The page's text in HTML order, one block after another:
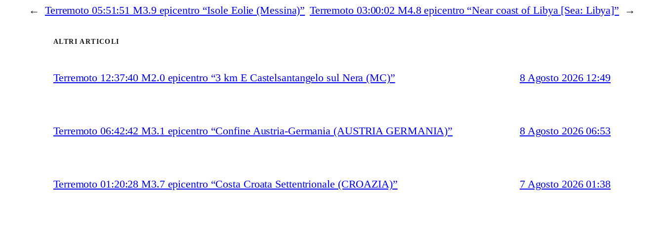
← Terremoto 05:51:51 M3.9 epicentro “Isole Eolie (Messina)” Terremoto 03:00:02 M4.8 epicentro “Near coast of Libya [Sea: Libya]” →
ALTRI ARTICOLI
Terremoto 12:37:40 M2.0 epicentro “3 km E Castelsantangelo sul Nera (MC)” 8 Agosto 2026 12:49
Terremoto 06:42:42 M3.1 epicentro “Confine Austria-Germania (AUSTRIA GERMANIA)” 8 Agosto 2026 06:53
Terremoto 01:20:28 M3.7 epicentro “Costa Croata Settentrionale (CROAZIA)” 7 Agosto 2026 01:38